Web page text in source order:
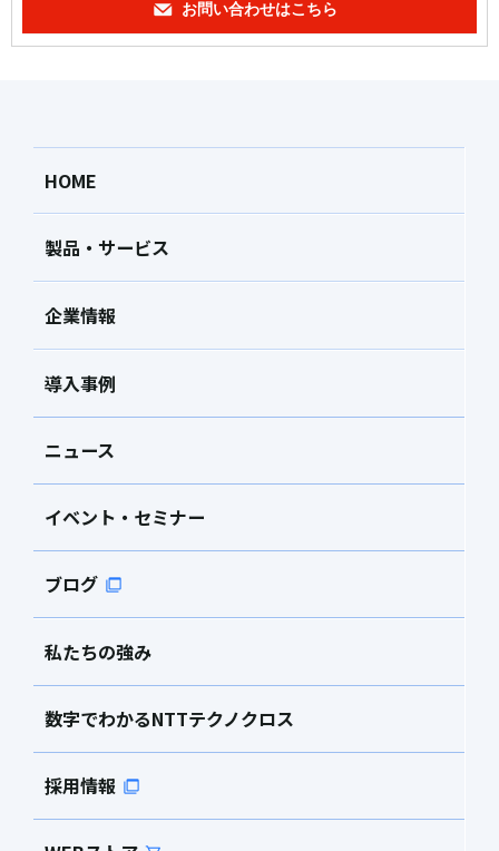
お問い合わせはこちら
HOME
製品・サービス
企業情報
導入事例
ニュース
イベント・セミナー
ブログ
私たちの強み
数字でわかるNTTテクノクロス
採用情報